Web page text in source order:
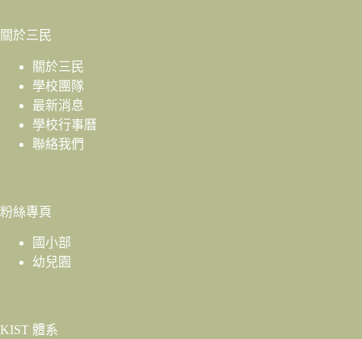
關於三民
關於三民
學校團隊
最新消息
學校行事曆
聯絡我們
粉絲專頁
國小部
幼兒園
KIST 體系